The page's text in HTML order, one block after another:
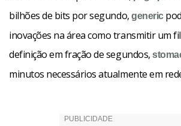
bilhões de bits por segundo,generic
inovações na área como transmitir um
definição em fração de segundos,
minutos necessários atualmente em